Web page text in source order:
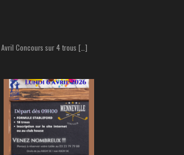
Concours sur 4 trous […]